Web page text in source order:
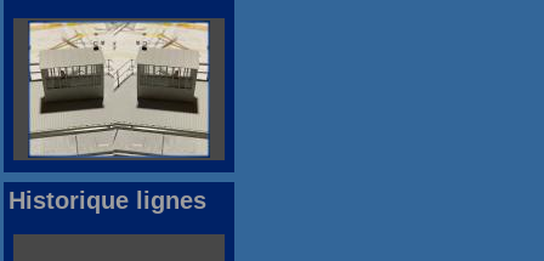
Historique lignes